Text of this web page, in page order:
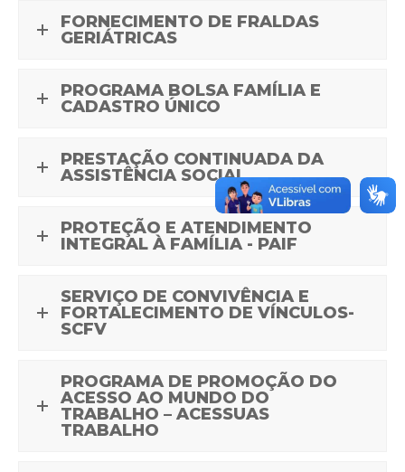
FORNECIMENTO DE FRALDAS
GERIÁTRICAS
PROGRAMA BOLSA FAMÍLIA E
CADASTRO ÚNICO
PRESTAÇÃO CONTINUADA DA
ASSISTÊNCIA SOCIAL
PROTEÇÃO E ATENDIMENTO
INTEGRAL À FAMÍLIA - PAIF
SERVIÇO DE CONVIVÊNCIA E
FORTALECIMENTO DE VÍNCULOS-
SCFV
PROGRAMA DE PROMOÇÃO DO
ACESSO AO MUNDO DO
TRABALHO – ACESSUAS
TRABALHO